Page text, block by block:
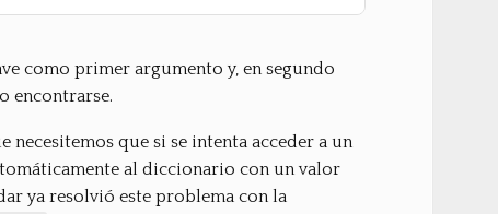
como primer argumento y, en segundo
encontrarse.
necesitemos que si se intenta acceder a un
al diccionario con un valor
ya resolvió este problema con la